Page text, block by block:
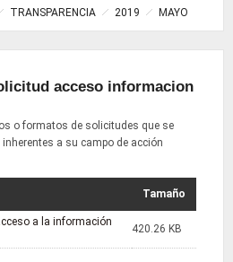
TRANSPARENCIA 2019 MAYO
acceso informacion
o formatos de solicitudes que se
a su campo de acción
Tamaño
a la información
420.26 KB